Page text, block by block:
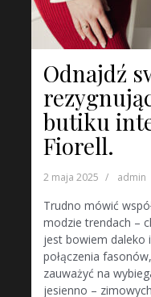
Odnajdź
butiku
Fiorell.
2 maja 2025 admin
Trudno mówić
modzie trendach –
jest bowiem daleko
połączenia
zauważyć na
jesienno –